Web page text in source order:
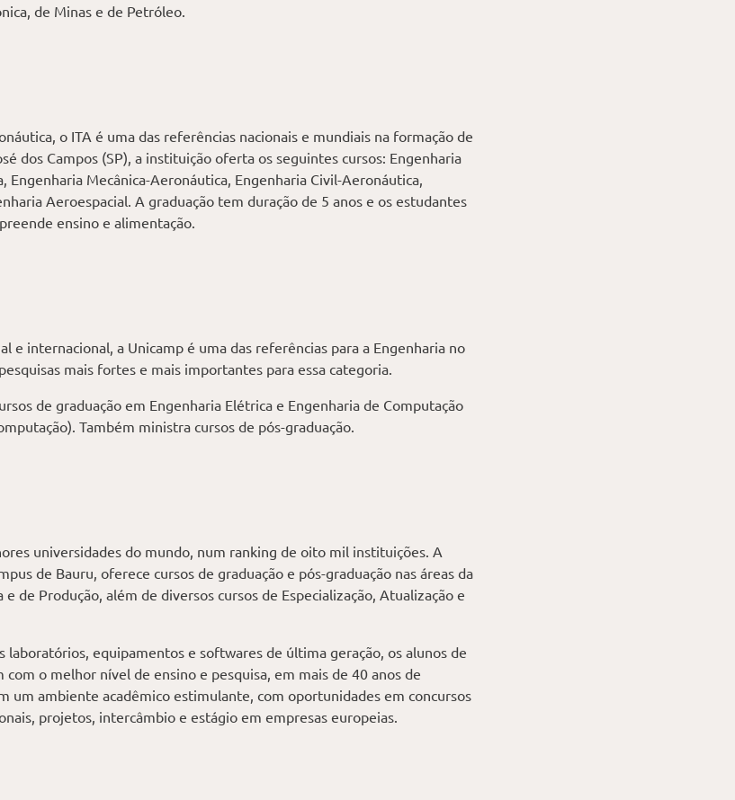
de Minas e de Petróleo.
o ITA é uma das referências nacionais e mundiais na formação de
dos Campos (SP), a instituição oferta os seguintes cursos: Engenharia
Engenharia Mecânica-Aeronáutica, Engenharia Civil-Aeronáutica,
Aeroespacial. A graduação tem duração de 5 anos e os estudantes
ensino e alimentação.
e internacional, a Unicamp é uma das referências para a Engenharia no
mais fortes e mais importantes para essa categoria.
de graduação em Engenharia Elétrica e Engenharia de Computação
Também ministra cursos de pós-graduação.
universidades do mundo, num ranking de oito mil instituições. A
de Bauru, oferece cursos de graduação e pós-graduação nas áreas da
de Produção, além de diversos cursos de Especialização, Atualização e
laboratórios, equipamentos e softwares de última geração, os alunos de
com o melhor nível de ensino e pesquisa, em mais de 40 anos de
um ambiente acadêmico estimulante, com oportunidades em concursos
projetos, intercâmbio e estágio em empresas europeias.